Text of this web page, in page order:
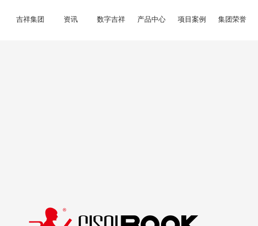
吉祥集团 资讯 数字吉祥 产品中心 项目案例 集团荣誉